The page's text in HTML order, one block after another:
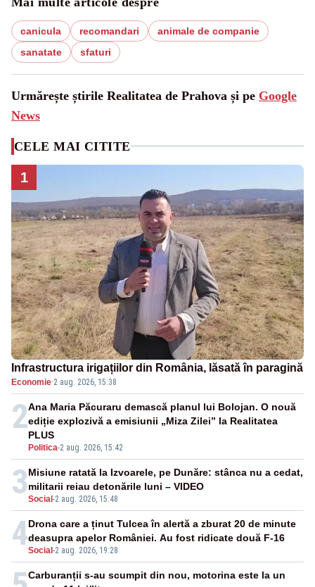
canicula recomandari
animale de companie
sanatate
sfaturi
Urmărește știrile Realitatea de Prahova și pe Google
News
CELE MAI CITITE
1
Infrastructura irigațiilor din România, lăsată în paragină
Economie·2 aug. 2026, 15:38
2
Politica-2 aug. 2026, 15:42
Ana Maria Păcuraru demască planul lui Bolojan. O nouă
ediție explozivă a emisiunii „Miza Zilei” la Realitatea
PLUS
3Social -2 aug. 2026, 15:48
Misiune ratată la Izvoarele, pe Dunăre: stânca nu a cedat,
militarii reiau detonările luni – VIDEO
4Social -2 aug. 2026, 19:28
Drona care a ținut Tulcea în alertă a zburat 20 de minute
deasupra apelor României. Au fost ridicate două F-16
Carburanții s-au scumpit din nou, motorina este la un